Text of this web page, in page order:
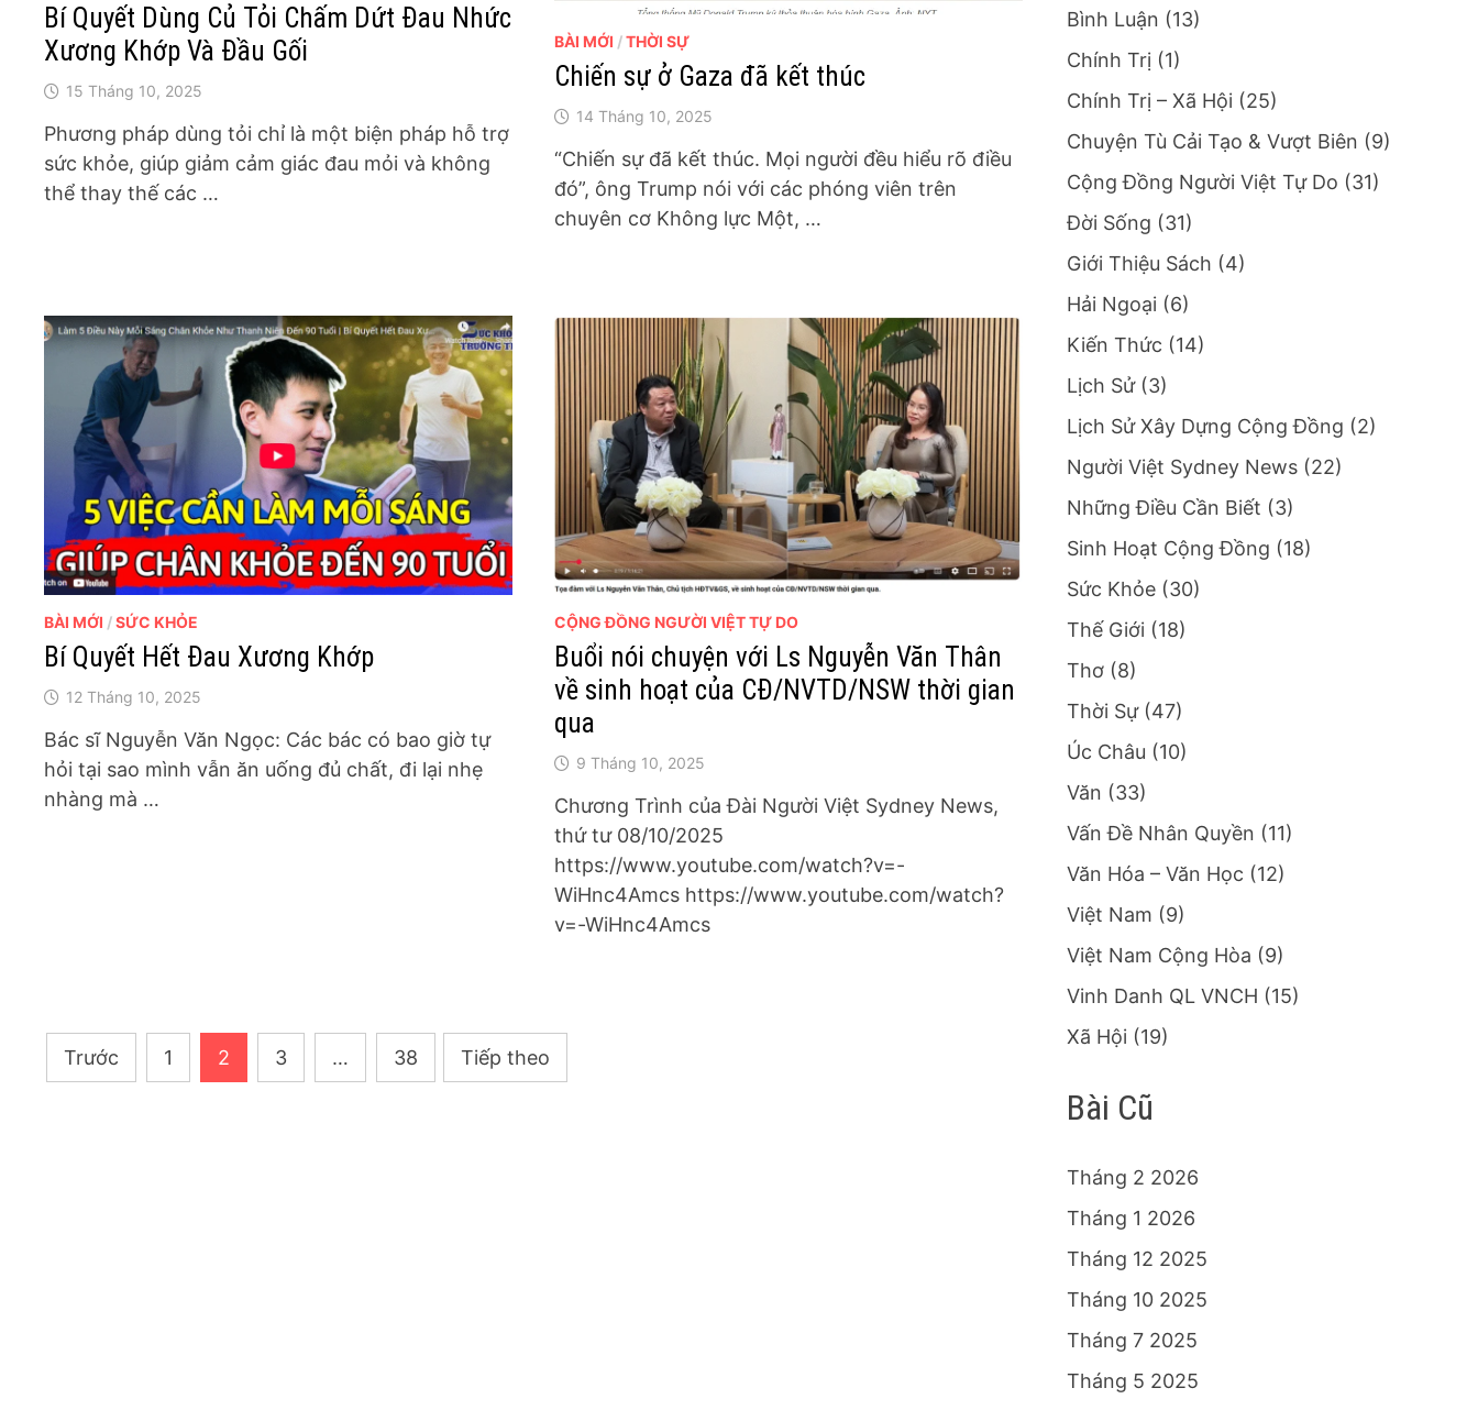
Bí Quyết Dùng Củ Tỏi Chấm Dứt Đau Nhức
Xương Khớp Và Đầu Gối
15 Tháng 10, 2025
Phương pháp dùng tỏi chỉ là một biện pháp hỗ trợ
sức khỏe, giúp giảm cảm giác đau mỏi và không
thể thay thế các …
BÀI MỚI /THỜI SỰ
Chiến sự ở Gaza đã kết thúc
14 Tháng 10, 2025
“Chiến sự đã kết thúc. Mọi người đều hiểu rõ điều
đó”, ông Trump nói với các phóng viên trên
chuyên cơ Không lực Một, …
BÀI MỚI /SỨC KHỎE
Bí Quyết Hết Đau Xương Khớp
12 Tháng 10, 2025
Bác sĩ Nguyễn Văn Ngọc: Các bác có bao giờ tự
hỏi tại sao mình vẫn ăn uống đủ chất, đi lại nhẹ
nhàng mà …
CỘNG ĐỒNG NGƯỜI VIỆT TỰ DO
Buổi nói chuyện với Ls Nguyễn Văn Thân
về sinh hoạt của CĐ/NVTD/NSW thời gian
qua
9 Tháng 10, 2025
Chương Trình của Đài Người Việt Sydney News,
thứ tư 08/10/2025
https://www.youtube.com/watch?v=-
WiHnc4Amcs https://www.youtube.com/watch?
v=-WiHnc4Amcs
Phân
trang
Trước 1 2 3 … 38 Tiếp theo
Bình Luận (13)
Chính Trị (1)
Chính Trị – Xã Hội (25)
Chuyện Tù Cải Tạo & Vượt Biên (9)
Cộng Đồng Người Việt Tự Do (31)
Đời Sống (31)
Giới Thiệu Sách (4)
Hải Ngoại (6)
Kiến Thức (14)
Lịch Sử(3)
Lịch Sử Xây Dựng Cộng Đồng (2)
Người Việt Sydney News(22)
Những Điều Cần Biết (3)
Sinh Hoạt Cộng Đồng (18)
Sức Khỏe(30)
Thế Giới (18)
Thơ(8)
Thời Sự(47)
Úc Châu (10)
Văn (33)
Vấn Đề Nhân Quyền (11)
Văn Hóa – Văn Học (12)
Việt Nam (9)
Việt Nam Cộng Hòa (9)
Vinh Danh QL VNCH (15)
Xã Hội (19)
Bài Cũ
Tháng 2 2026
Tháng 1 2026
Tháng 12 2025
Tháng 10 2025
Tháng 7 2025
Tháng 5 2025